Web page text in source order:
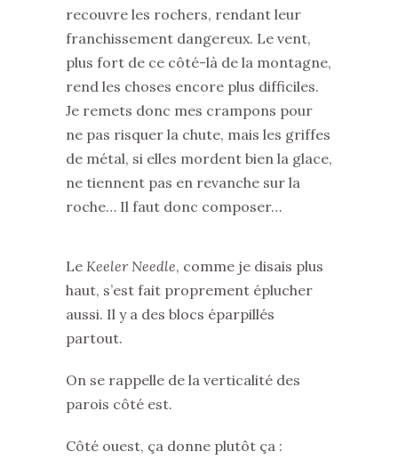
recouvre les rochers, rendant leur
franchissement dangereux. Le vent,
plus fort de ce côté-là de la montagne,
rend les choses encore plus difficiles.
Je remets donc mes crampons pour
ne pas risquer la chute, mais les griffes
de métal, si elles mordent bien la glace,
ne tiennent pas en revanche sur la
roche… Il faut donc composer…
Le Keeler Needle, comme je disais plus
haut, s’est fait proprement éplucher
aussi. Il y a des blocs éparpillés
partout.
On se rappelle de la verticalité des
parois côté est.
Côté ouest, ça donne plutôt ça :